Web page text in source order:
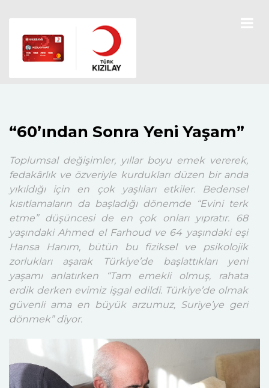
“60’ından Sonra Yeni Yaşam”
Toplumsal değişimler, yıllar boyu emek vererek,
fedakârlık ve özveriyle kurdukları düzen bir anda
yıkıldığı için en çok yaşlıları etkiler. Bedensel
kısıtlamaların da başladığı dönemde “Evini terk
etme” düşüncesi de en çok onları yıpratır. 68
yaşındaki Ahmed el Farhoud ve 64 yaşındaki eşi
Hansa Hanım, bütün bu fiziksel ve psikolojik
zorlukları aşarak Türkiye’de başlattıkları yeni
yaşamı anlatırken “Tam emekli olmuş, rahata
erdik derken evimiz işgal edildi. Türkiye’de olmak
güvenli ama en büyük arzumuz, Suriye’ye geri
dönmek” diyor.